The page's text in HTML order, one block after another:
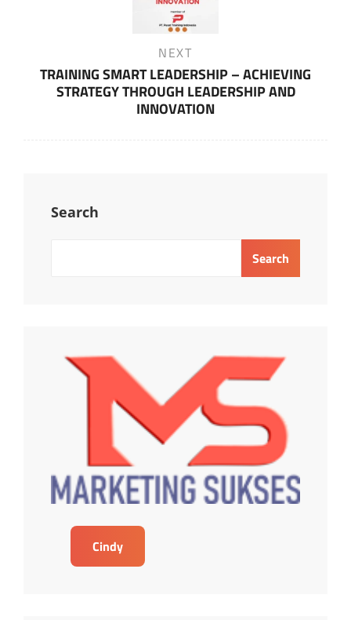
Post
NEXT
TRAINING SMART LEADERSHIP – ACHIEVING
STRATEGY THROUGH LEADERSHIP AND
INNOVATION
Search
Search
Cindy